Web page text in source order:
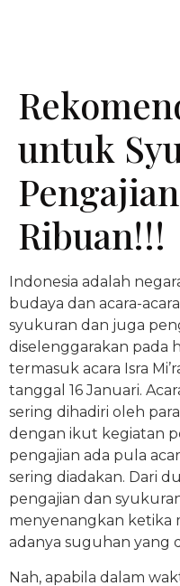
untuk
Ribuan!!!
Indonesia adalah
budaya dan acara-
syukuran dan juga
diselenggarakan pada
termasuk acara Isra
tanggal 16 Januari.
sering dihadiri oleh
dengan ikut kegiatan
pengajian ada pula
sering diadakan. Dari
pengajian dan
menyenangkan ketika
adanya suguhan yang
Nah, apabila dalam